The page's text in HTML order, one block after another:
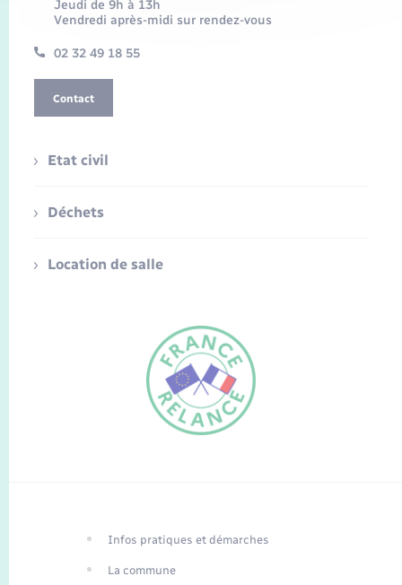
Traduction du
Jeudi de 9h à 13h
Vendredi après-midi sur rendez-vous
02 32 49 18 55
Contact
Etat civil
Déchets
Location de salle
Infos pratiques et démarches
La commune